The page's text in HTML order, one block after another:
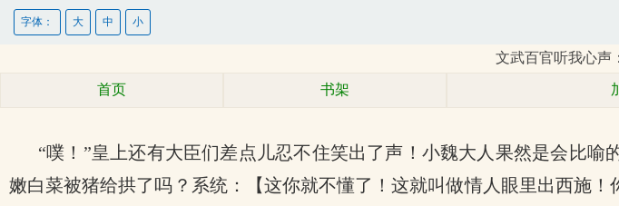
字体： 大 中 小
文武百官听我心声
首页 书架
“噗！”皇上还有大臣们差点儿忍不住笑出了声！小魏大人果然是会比
嫩白菜被猪给拱了吗？系统：【这你就不懂了！这就叫做情人眼里出西施